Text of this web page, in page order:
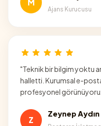
M
Ajans Kurucusu
"Teknik bir bilgim yoktu
halletti. Kurumsal e-
profesyonel
Z
Zeynep Aydın